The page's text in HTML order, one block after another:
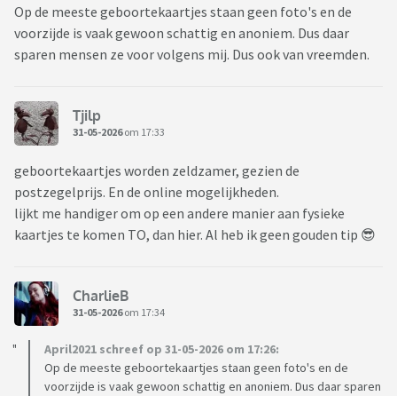
Op de meeste geboortekaartjes staan geen foto's en de
voorzijde is vaak gewoon schattig en anoniem. Dus daar
sparen mensen ze voor volgens mij. Dus ook van vreemden.
Tjilp
31-05-2026om 17:33
geboortekaartjes worden zeldzamer, gezien de
postzegelprijs. En de online mogelijkheden.
lijkt me handiger om op een andere manier aan fysieke
kaartjes te komen TO, dan hier. Al heb ik geen gouden tip 😎
CharlieB
31-05-2026om 17:34
April2021 schreef op 31-05-2026 om 17:26:
Op de meeste geboortekaartjes staan geen foto's en de
voorzijde is vaak gewoon schattig en anoniem. Dus daar sparen